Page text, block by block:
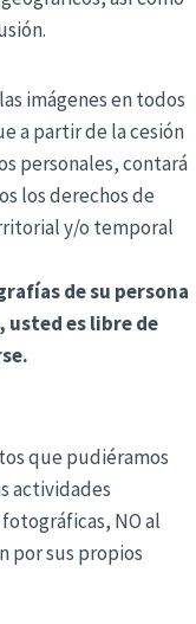
imágenes en todos
a partir de la cesión
personales, contará
los derechos de
y/o temporal
de su persona
usted es libre de
que pudiéramos
actividades
NO al
por sus propios